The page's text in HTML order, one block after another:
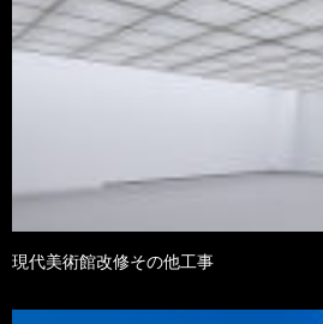
現代美術館改修その他工事